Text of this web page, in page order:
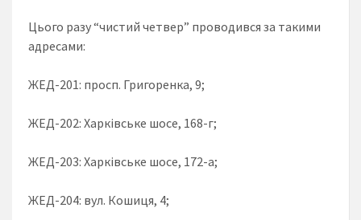
Цього разу “чистий четвер” проводився за такими
адресами:
ЖЕД-201: просп. Григоренка, 9;
ЖЕД-202: Харківське шосе, 168-г;
ЖЕД-203: Харківське шосе, 172-а;
ЖЕД-204: вул. Кошиця, 4;